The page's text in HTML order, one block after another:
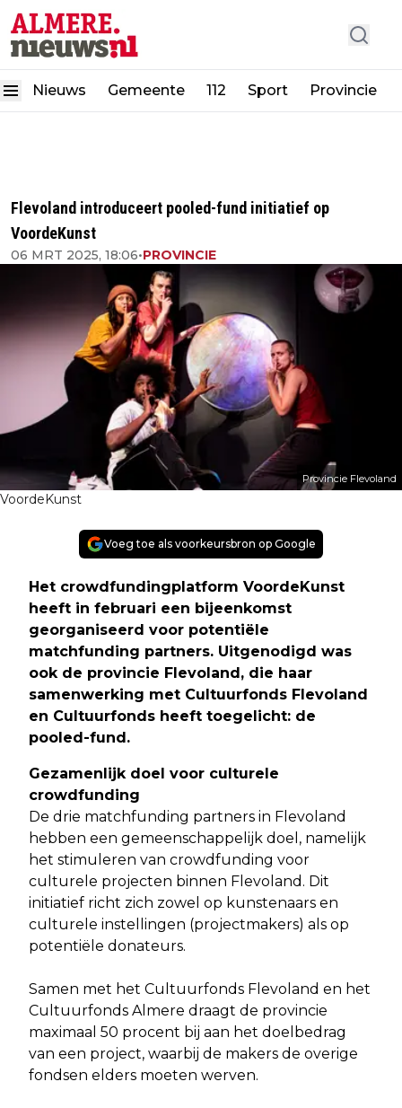
Nieuws Gemeente 112 Sport Provincie
Flevoland introduceert pooled-fund initiatief op
VoordeKunst
06 MRT 2025, 18:06•PROVINCIE
Provincie Flevoland
VoordeKunst
Voeg toe als voorkeursbron op Google
Het crowdfundingplatform VoordeKunst
heeft in februari een bijeenkomst
georganiseerd voor potentiële
matchfunding partners. Uitgenodigd was
ook de provincie Flevoland, die haar
samenwerking met Cultuurfonds Flevoland
en Cultuurfonds heeft toegelicht: de
pooled-fund.
Gezamenlijk doel voor culturele
crowdfunding
De drie matchfunding partners in Flevoland
hebben een gemeenschappelijk doel, namelijk
het stimuleren van crowdfunding voor
culturele projecten binnen Flevoland. Dit
initiatief richt zich zowel op kunstenaars en
culturele instellingen (projectmakers) als op
potentiële donateurs.
Samen met het Cultuurfonds Flevoland en het
Cultuurfonds Almere draagt de provincie
maximaal 50 procent bij aan het doelbedrag
van een project, waarbij de makers de overige
fondsen elders moeten werven.